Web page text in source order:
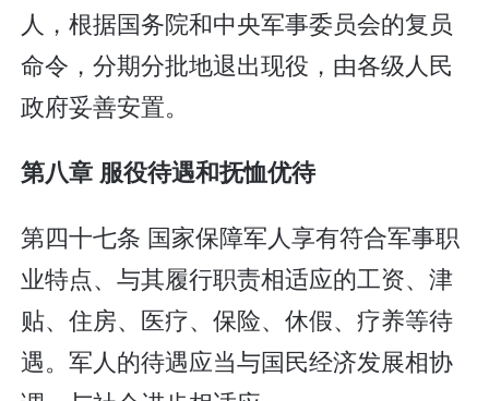
人，根据国务院和中央军事委员会的复员
命令，分期分批地退出现役，由各级人民
政府妥善安置。
第八章 服役待遇和抚恤优待
第四十七条 国家保障军人享有符合军事职
业特点、与其履行职责相适应的工资、津
贴、住房、医疗、保险、休假、疗养等待
遇。军人的待遇应当与国民经济发展相协